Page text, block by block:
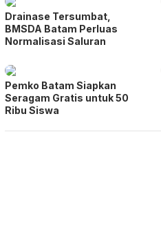
Drainase Tersumbat,
BMSDA Batam Perluas
Normalisasi Saluran
Pemko Batam Siapkan
Seragam Gratis untuk 50
Ribu Siswa